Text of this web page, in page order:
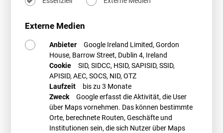
Infrastrukturbeschleunigungsgesetz den Ausbau militärischer
sicherheitspolitischen Herausforderungen ist dieses Ziel
grundsätzlich unterstützt. Der vorliegende Referentenentwurf macht
deutlich, dass der Gesetzgeber der militärischen Infrastruktur künftig
ein noch höheres Gewicht beimisst. Gleichzeitig verschieben sich
die rechtlichen Rahmenbedingungen für Windenergieprojekte
spürbar. Besonders die Ausweitung der Schutzbereichstatbestände,
die Einbeziehung noch nicht realisierter Verteidigungsanlagen sowie
die Verkürzung der Beteiligungsverfahren können zu zusätzlichen
Planungs- und Investitionsrisiken führen. Viele der vorgesehenen
Regelungen werden voraussichtlich erst durch die Verwaltungspraxis
WEITERLESEN
Externe Medien
Anbieter
Google Ireland Limited, Gordon
House, Barrow Street, Dublin 4, Ireland
Cookie
SID, SIDCC, HSID, SAPISID, SSID,
APISID, AEC, SOCS, NID, OTZ
Laufzeit
bis zu 3 Monate
Zweck
Google erfasst die Aktivität, die User
über Maps vornehmen. Das können bestimmte
Orte, berechnete Routen, Geschäfte und
Institutionen sein, die sich Nutzer über Maps